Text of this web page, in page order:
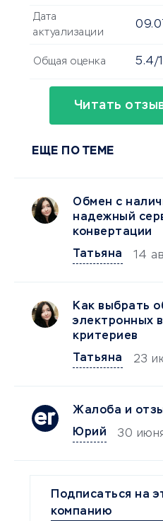
Дата
актуализации
Общая оценка 5.4/
Читать
ЕЩЕ ПО ТЕМЕ
Обмен с
надежный
конвертации
Татьяна
14
Как выбрать
электронных
критериев
Татьяна
23
Жалоба и
Юрий
30
Подписаться на
компанию